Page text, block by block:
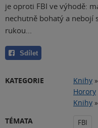
je oproti FBI ve výhodě:
nechutně bohatý a nebojí
rukou...
Sdílet
KATEGORIE Knihy »
Horory
Knihy »
TÉMATA
FBI